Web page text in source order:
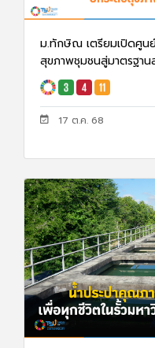
ม.ทักษิณ เตรียมเปิดศูน
สุขภาพชุมชนสู่มาตรฐาน
17 ต.ค. 68